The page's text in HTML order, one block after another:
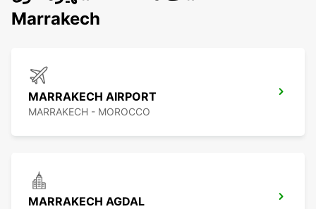
Marrakech
MARRAKECH AIRPORT
MARRAKECH - MOROCCO
MARRAKECH AGDAL